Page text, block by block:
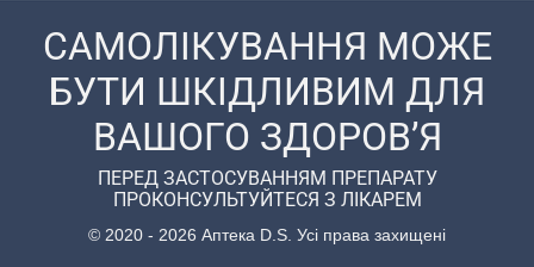
САМОЛІКУВАННЯ МОЖЕ
БУТИ ШКІДЛИВИМ ДЛЯ
ВАШОГО ЗДОРОВ’Я
ПЕРЕД ЗАСТОСУВАННЯМ ПРЕПАРАТУ
ПРОКОНСУЛЬТУЙТЕСЯ З ЛІКАРЕМ
© 2020 - 2026 Аптека D.S. Усі права захищені